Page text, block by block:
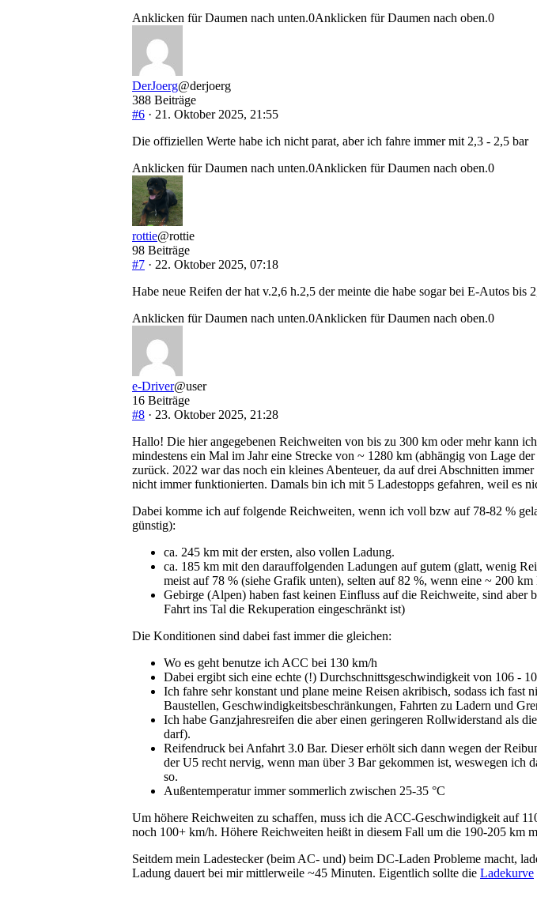
Anklicken für Daumen nach unten.0Anklicken für Daumen nach oben.0
DerJoerg@derjoerg
388 Beiträge
#6 · 21. Oktober 2025, 21:55
Die offiziellen Werte habe ich nicht parat, aber ich fahre immer mit 2,3 - 2,5 bar
Anklicken für Daumen nach unten.0Anklicken für Daumen nach oben.0
rottie@rottie
98 Beiträge
#7 · 22. Oktober 2025, 07:18
Habe neue Reifen der hat v.2,6 h.2,5 der meinte die habe sogar bei E-Autos bis
Anklicken für Daumen nach unten.0Anklicken für Daumen nach oben.0
e-Driver@user
16 Beiträge
#8 · 23. Oktober 2025, 21:28
Hallo! Die hier angegebenen Reichweiten von bis zu 300 km oder mehr kann
mindestens ein Mal im Jahr eine Strecke von ~ 1280 km (abhängig von Lage
zurück. 2022 war das noch ein kleines Abenteuer, da auf drei Abschnitten
nicht immer funktionierten. Damals bin ich mit 5 Ladestopps gefahren, weil es
Dabei komme ich auf folgende Reichweiten, wenn ich voll bzw auf 78-82 %
günstig):
ca. 245 km mit der ersten, also vollen Ladung.
ca. 185 km mit den darauffolgenden Ladungen auf gutem (glatt, wenig
meist auf 78 % (siehe Grafik unten), selten auf 82 %, wenn eine ~ 200 km
Gebirge (Alpen) haben fast keinen Einfluss auf die Reichweite, sind aber
Fahrt ins Tal die Rekuperation eingeschränkt ist)
Die Konditionen sind dabei fast immer die gleichen:
Wo es geht benutze ich ACC bei 130 km/h
Dabei ergibt sich eine echte (!) Durchschnittsgeschwindigkeit von 106 -
Ich fahre sehr konstant und plane meine Reisen akribisch, sodass ich
Baustellen, Geschwindigkeitsbeschränkungen, Fahrten zu Ladern und
Ich habe Ganzjahresreifen die aber einen geringeren Rollwiderstand als
darf).
Reifendruck bei Anfahrt 3.0 Bar. Dieser erhölt sich dann wegen der
der U5 recht nervig, wenn man über 3 Bar gekommen ist, weswegen ich
so.
Außentemperatur immer sommerlich zwischen 25-35 °C
Um höhere Reichweiten zu schaffen, muss ich die ACC-Geschwindigkeit auf
noch 100+ km/h. Höhere Reichweiten heißt in diesem Fall um die 190-205 km
Seitdem mein Ladestecker (beim AC- und) beim DC-Laden Probleme macht,
Ladung dauert bei mir mittlerweile ~45 Minuten. Eigentlich sollte die Ladekurve